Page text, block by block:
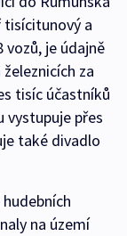
tisícitunový a
je údajně
za
tisíc účastníků
vystupuje přes
také divadlo
na území